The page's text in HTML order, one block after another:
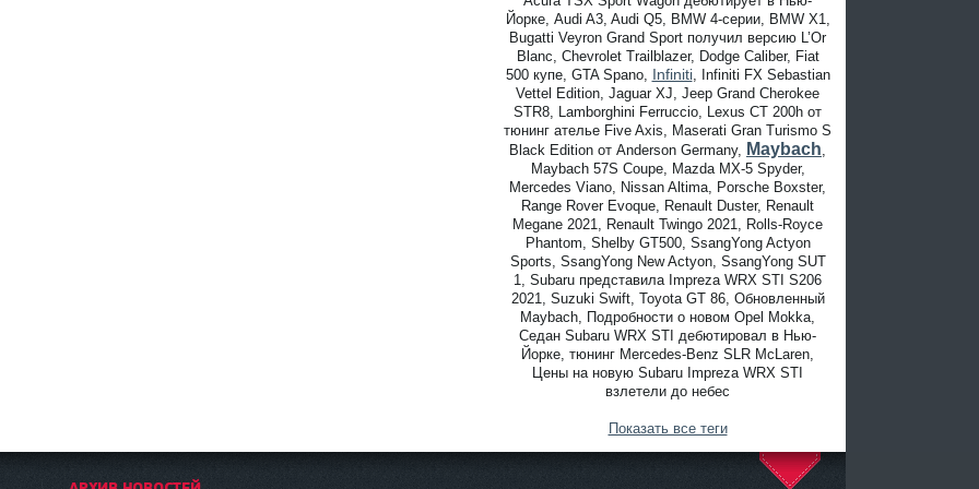
Йорке, Audi A3, Audi Q5, BMW 4-серии, BMW X1,
Bugatti Veyron Grand Sport получил версию L’Or
Blanc, Chevrolet Trailblazer, Dodge Caliber, Fiat
500 купе, GTA Spano, Infiniti, Infiniti FX Sebastian
Vettel Edition, Jaguar XJ, Jeep Grand Cherokee
STR8, Lamborghini Ferruccio, Lexus CT 200h от
тюнинг ателье Five Axis, Maserati Gran Turismo S
Black Edition от Anderson Germany, Maybach,
Maybach 57S Coupe, Mazda MX-5 Spyder,
Mercedes Viano, Nissan Altima, Porsche Boxster,
Range Rover Evoque, Renault Duster, Renault
Megane 2021, Renault Twingo 2021, Rolls-Royce
Phantom, Shelby GT500, SsangYong Actyon
Sports, SsangYong New Actyon, SsangYong SUT
1, Subaru представила Impreza WRX STI S206
2021, Suzuki Swift, Toyota GT 86, Обновленный
Maybach, Подробности о новом Opel Mokka,
Седан Subaru WRX STI дебютировал в Нью-
Йорке, тюнинг Mercedes-Benz SLR McLaren,
Цены на новую Subaru Impreza WRX STI
взлетели до небес
Показать все теги